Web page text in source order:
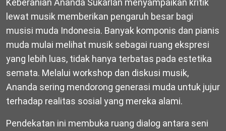
Keberanian Ananda Sukarlan menyampaikan kritik
lewat musik memberikan pengaruh besar bagi
musisi muda Indonesia. Banyak komponis dan pianis
muda mulai melihat musik sebagai ruang ekspresi
yang lebih luas, tidak hanya terbatas pada estetika
semata. Melalui workshop dan diskusi musik,
Ananda sering mendorong generasi muda untuk jujur
terhadap realitas sosial yang mereka alami.
Pendekatan ini membuka ruang dialog antara seni